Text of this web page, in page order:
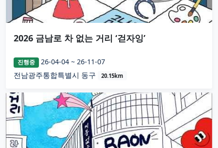
2026 금남로 차 없는 거리 ‘걷자잉’
진행중 26-04-04 ~ 26-11-07
전남광주통합특별시 동구 20.15km